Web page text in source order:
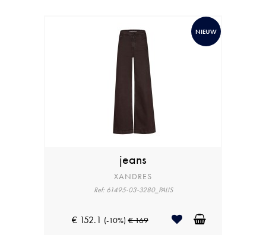
NIEUW
jeans
XANDRES
Ref: 61495-03-3280_PALIS
€ 152.1 (-10%) € 169